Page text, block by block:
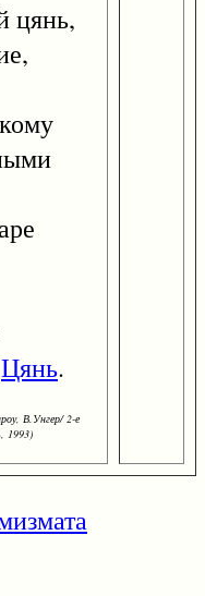
Цянь.
В.Унгер/ 2-е
1993)